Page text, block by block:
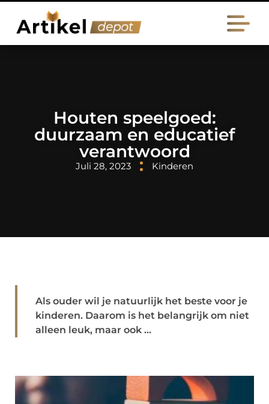
Houten speelgoed:
duurzaam en educatief
verantwoord
Juli 28, 2023 Kinderen
Als ouder wil je natuurlijk het beste voor je
kinderen. Daarom is het belangrijk om niet
alleen leuk, maar ook ...